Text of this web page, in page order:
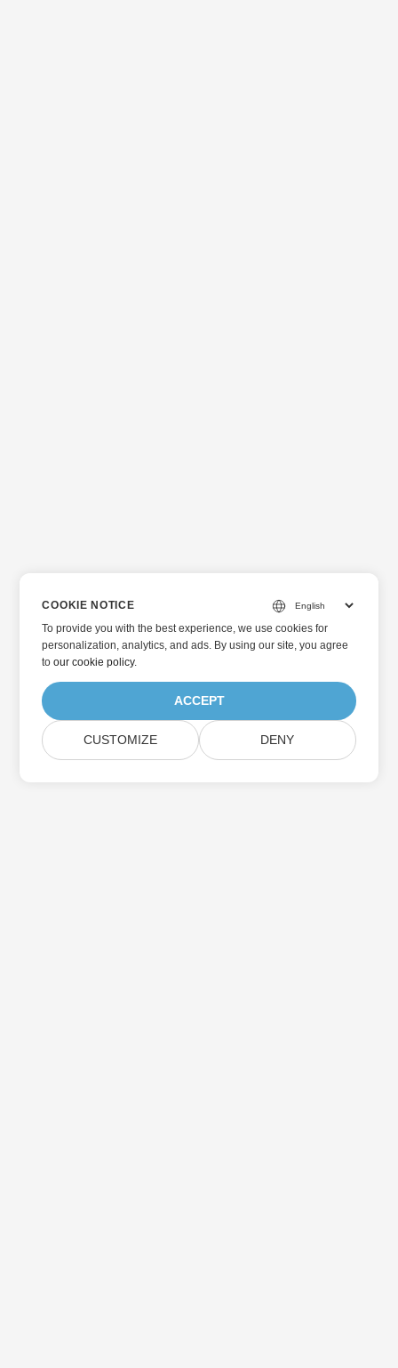
COOKIE NOTICE
To provide you with the best experience, we use cookies for
personalization, analytics, and ads. By using our site, you agree
toour cookie policy.
ACCEPT
CUSTOMIZE DENY